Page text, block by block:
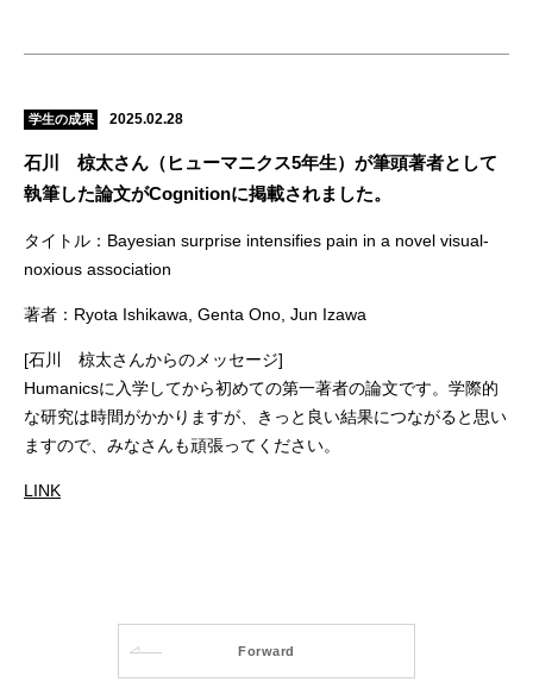
学生の成果 2025.02.28
石川 椋太さん（ヒューマニクス5年生）が筆頭著者として
執筆した論文がCognitionに掲載されました。
タイトル：Bayesian surprise intensifies pain in a novel visual-
noxious association
著者：Ryota Ishikawa, Genta Ono, Jun Izawa
[石川 椋太さんからのメッセージ]
Humanicsに入学してから初めての第一著者の論文です。学際的
な研究は時間がかかりますが、きっと良い結果につながると思い
ますので、みなさんも頑張ってください。
LINK
Forward
入試情報
お問合せ